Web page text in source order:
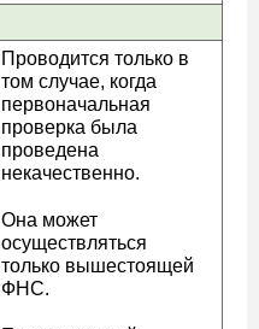
Проводится только в
том случае, когда
первоначальная
проверка была
проведена
некачественно.
Она может
осуществляться
только вышестоящей
ФНС.